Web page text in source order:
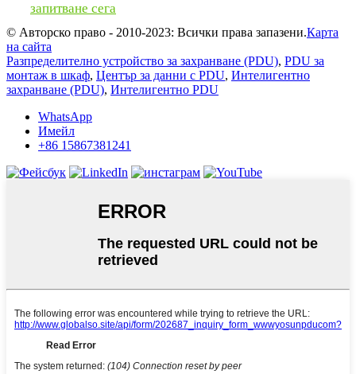
запитване сега
© Авторско право - 2010-2023: Всички права запазени.Карта
на сайта
Разпределително устройство за захранване (PDU), PDU за
монтаж в шкаф, Център за данни с PDU, Интелигентно
захранване (PDU), Интелигентно PDU
WhatsApp
Имейл
+86 15867381241